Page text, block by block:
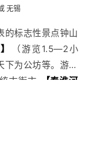
无锡
的标志性景点钟山
（游览1.5—2小
为公坊等。游览
古街市
【秦淮河
，沿途欣赏乌衣
代表的标志性景
】
下为公坊等。游